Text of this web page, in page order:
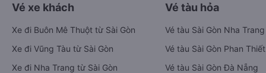
Vé xe khách
Xe đi Buôn Mê Thuột từ Sài Gòn
Xe đi Vũng Tàu từ Sài Gòn
Xe đi Nha Trang từ Sài Gòn
Vé tàu hỏa
Vé tàu Sài Gòn Nha Trang
Vé tàu Sài Gòn Phan Thiết
Vé tàu Sài Gòn Đà Nẵng